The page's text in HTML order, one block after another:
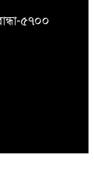
৫৭০০